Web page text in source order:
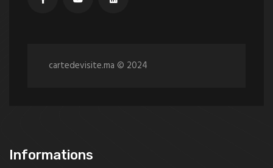
cartedevisite.ma © 2024
Informations